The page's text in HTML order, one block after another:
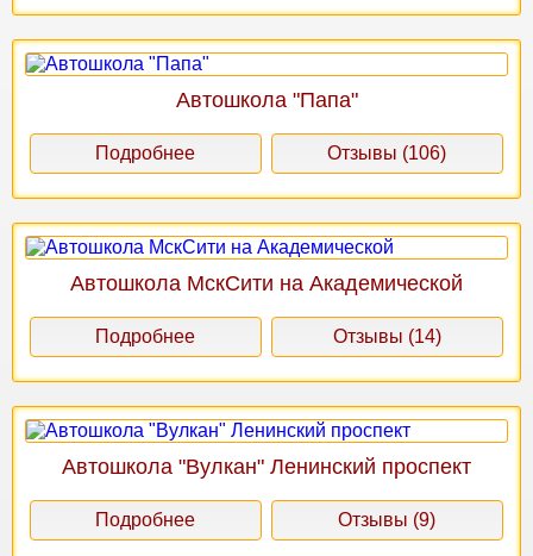
Автошкола "Папа"
Подробнее Отзывы (106)
Автошкола МскСити на Академической
Подробнее Отзывы (14)
Автошкола "Вулкан" Ленинский проспект
Подробнее Отзывы (9)